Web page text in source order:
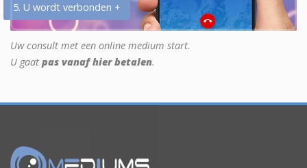
5. U wordt verbonden +
Uw consult met een online medium start.
U gaat pas vanaf hier betalen.